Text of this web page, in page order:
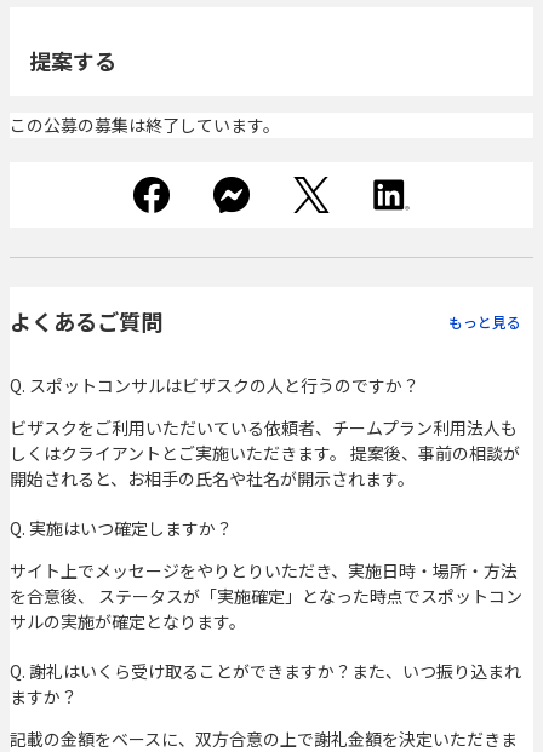
提案する
この公募の募集は終了しています。
よくあるご質問 もっと見る
Q. スポットコンサルはビザスクの人と行うのですか？
ビザスクをご利用いただいている依頼者、チームプラン利用法人も
しくはクライアントとご実施いただきます。 提案後、事前の相談が
開始されると、お相手の氏名や社名が開示されます。
Q. 実施はいつ確定しますか？
サイト上でメッセージをやりとりいただき、実施日時・場所・方法
を合意後、 ステータスが「実施確定」となった時点でスポットコン
サルの実施が確定となります。
Q. 謝礼はいくら受け取ることができますか？また、いつ振り込まれ
ますか？
記載の金額をベースに、双方合意の上で謝礼金額を決定いただきま